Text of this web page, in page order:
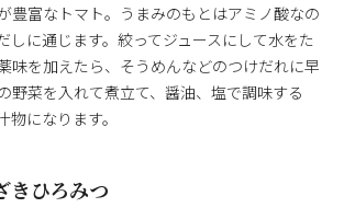
豊富なトマト。うまみのもとはアミノ酸なの
しに通じます。絞ってジュースにして水をた
味を加えたら、そうめんなどのつけだれに早
野菜を入れて煮立て、醤油、塩で調味する
物になります。
ひろみつ